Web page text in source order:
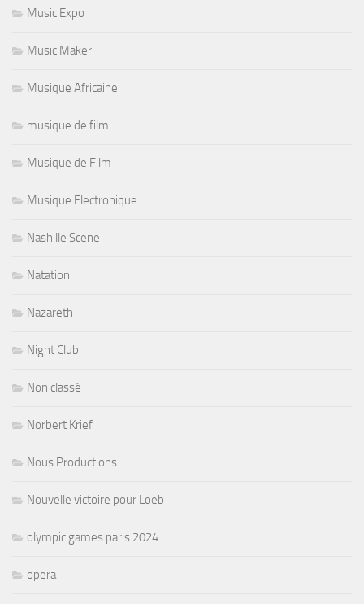
Music Expo
Music Maker
Musique Africaine
musique de film
Musique de Film
Musique Electronique
Nashille Scene
Natation
Nazareth
Night Club
Non classé
Norbert Krief
Nous Productions
Nouvelle victoire pour Loeb
olympic games paris 2024
opera